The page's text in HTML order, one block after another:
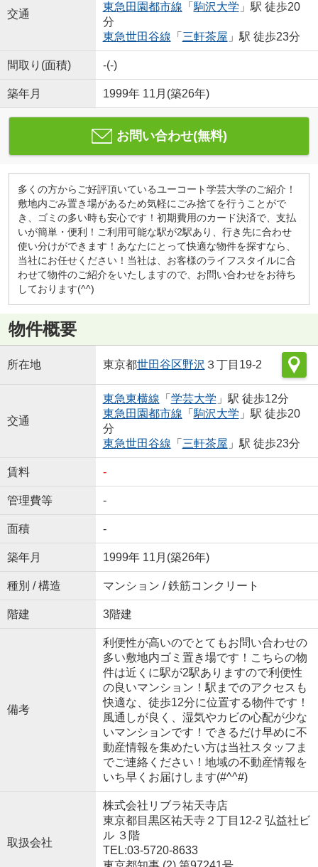
交通
東急田園都市線 「 駒沢大学 」駅 徒歩20
分
東急世田谷線 「 三軒茶屋 」駅 徒歩23分
間取り(面積) -(-)
築年月 1999年 11月(築26年)
お問い合わせ(無料)
多くの方からご好評頂いているユーコート学芸大学のご紹介！
敷地内ごみ置き場があるため気軽にごみ捨てを行うことがで
き、ゴミの多い時も安心です！初期費用のカード決済で、支払
いが簡単・便利！ご利用可能な駅が2駅あり、行き先に合わせ
使い分けができます！あなたにとって快適な物件を探すなら、
当社にお任せください！当社は、お客様のライフスタイルに合
わせて物件のご紹介をいたしますので、お問い合わせをお待ち
しております(^^)
物件概要
所在地 東京都世田谷区野沢 ３丁目19-2
交通
東急東横線 「 学芸大学 」駅 徒歩12分
東急田園都市線 「 駒沢大学 」駅 徒歩20
分
東急世田谷線 「 三軒茶屋 」駅 徒歩23分
賃料 -
管理費等 -
面積 -
築年月 1999年 11月(築26年)
種別 / 構造 マンション / 鉄筋コンクリート
階建 3階建
備考
利便性が高いのでとてもお問い合わせの
多い敷地内ゴミ置き場です！こちらの物
件は近くに駅が2駅ありますので利便性
の良いマンション！駅までのアクセスも
快適な、徒歩12分に位置する物件です！
風通しが良く、湿気やカビの心配が少な
いマンションです！できるだけ早めに不
動産情報を集めたい方は当社スタッフま
でご連絡ください！地域の不動産情報を
いち早くお届けします(#^^#)
取扱会社
株式会社リブラ祐天寺店
東京都目黒区祐天寺２丁目12-2 弘益社ビ
ル ３階
TEL:03-5720-8633